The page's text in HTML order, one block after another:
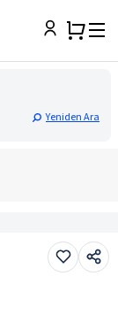
Yeniden Ara